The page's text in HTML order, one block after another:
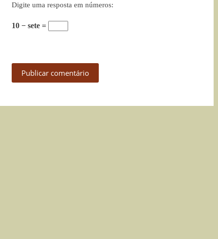
Digite uma resposta em números:
10 − sete =
Publicar comentário